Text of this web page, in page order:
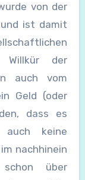
von der
ist damit
Willkür der
auch vom
Geld (oder
dass es
keine
nachhinein
über